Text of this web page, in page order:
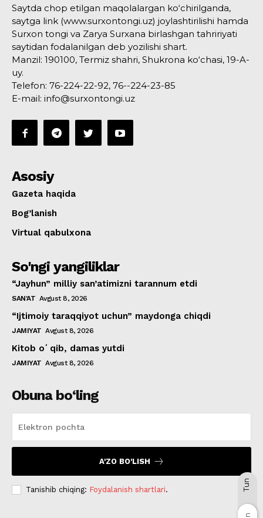
Saytda chop etilgan maqolalargan ko‘chirilganda,
saytga link (www.surxontongi.uz) joylashtirilishi hamda
Surxon tongi va Zarya Surxana birlashgan tahririyati
saytidan fodalanilgan deb yozilishi shart.
Manzil: 190100, Termiz shahri, Shukrona ko‘chasi, 19-A-
uy.
Telefon: 76-224-22-92, 76--224-23-85
E-mail: info@surxontongi.uz
Asosiy
Gazeta haqida
Bog’lanish
Virtual qabulxona
So'ngi yangiliklar
“Jayhun” milliy san’atimizni tarannum etdi
SAN'AT Avgust 8, 2026
“Ijtimoiy taraqqiyot uchun” maydonga chiqdi
JAMIYAT Avgust 8, 2026
Kitob oʻqib, damas yutdi
JAMIYAT Avgust 8, 2026
Obuna bo‘ling
A'ZO BO'LISH
Tanishib chiqing: Foydalanish shartlari. Tun